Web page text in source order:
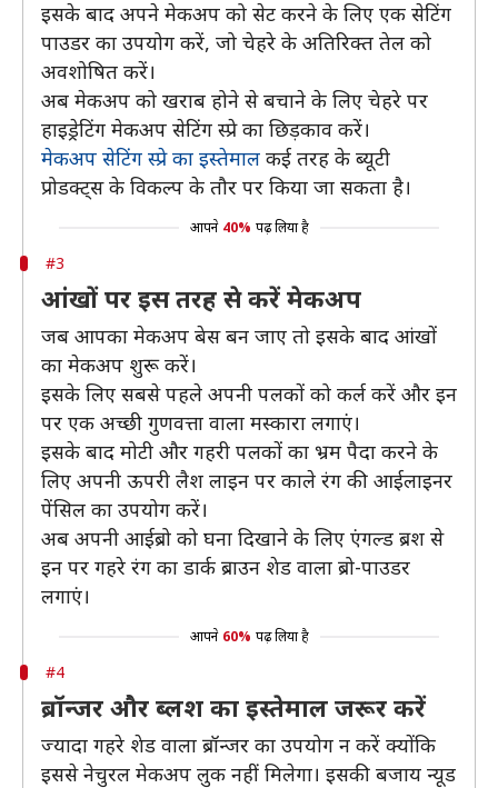
इसके बाद अपने मेकअप को सेट करने के लिए एक सेटिंग
पाउडर का उपयोग करें, जो चेहरे के अतिरिक्त तेल को
अवशोषित करें।
अब मेकअप को खराब होने से बचाने के लिए चेहरे पर
हाइड्रेटिंग मेकअप सेटिंग स्प्रे का छिड़काव करें।
मेकअप सेटिंग स्प्रे का इस्तेमाल कई तरह के ब्यूटी
प्रोडक्ट्स के विकल्प के तौर पर किया जा सकता है।
आपने 40% पढ़ लिया है
#3
आंखों पर इस तरह से करें मेकअप
जब आपका मेकअप बेस बन जाए तो इसके बाद आंखों
का मेकअप शुरू करें।
इसके लिए सबसे पहले अपनी पलकों को कर्ल करें और इन
पर एक अच्छी गुणवत्ता वाला मस्कारा लगाएं।
इसके बाद मोटी और गहरी पलकों का भ्रम पैदा करने के
लिए अपनी ऊपरी लैश लाइन पर काले रंग की आईलाइनर
पेंसिल का उपयोग करें।
अब अपनी आईब्रो को घना दिखाने के लिए एंगल्ड ब्रश से
इन पर गहरे रंग का डार्क ब्राउन शेड वाला ब्रो-पाउडर
लगाएं।
आपने 60% पढ़ लिया है
#4
ब्रॉन्जर और ब्लश का इस्तेमाल जरूर करें
ज्यादा गहरे शेड वाला ब्रॉन्जर का उपयोग न करें क्योंकि
इससे नेचुरल मेकअप लुक नहीं मिलेगा। इसकी बजाय न्यूड